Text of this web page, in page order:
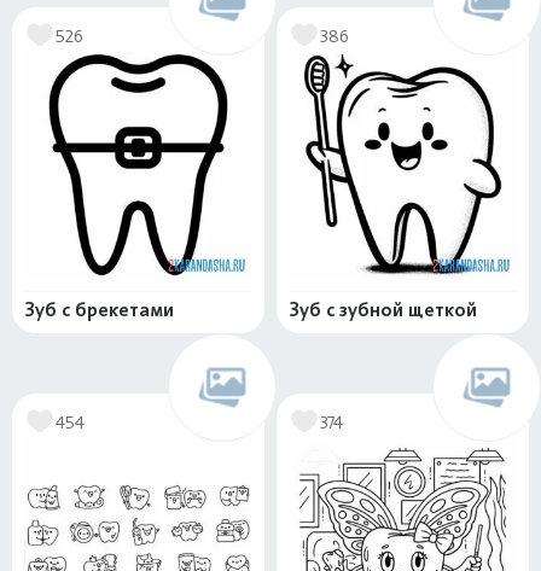
526
Зуб с брекетами
386
Зуб с зубной щеткой
454 374